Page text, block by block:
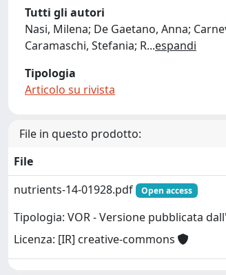
Tutti gli autori
Nasi, Milena; De Gaetano, Anna;
Caramaschi, Stefania; R...espandi
Tipologia
Articolo su rivista
File in questo prodotto:
File
nutrients-14-01928.pdf
Open access
Tipologia: VOR - Versione pubblicata
Licenza: [IR] creative-commons